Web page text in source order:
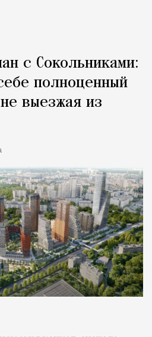
с Сокольниками:
полноценный
выезжая из